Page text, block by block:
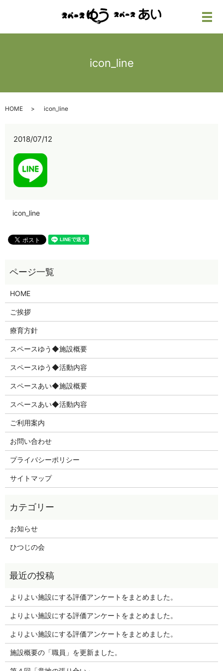
メ
icon_line
HOME icon_line
2018/07/12
icon_line
HOME
ご挨拶
療育方針
スペースゆう◆施設概要
スペースゆう◆活動内容
スペースあい◆施設概要
スペースあい◆活動内容
ご利用案内
お問い合わせ
プライバシーポリシー
サイトマップ
お知らせ
ひつじの会
よりよい施設にする評価アンケートをまとめました。
よりよい施設にする評価アンケートをまとめました。
よりよい施設にする評価アンケートをまとめました。
施設概要の「職員」を更新ました。